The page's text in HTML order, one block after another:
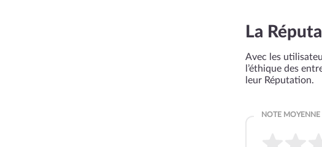
La
Avec les
l’éthique des
leur Réputation.